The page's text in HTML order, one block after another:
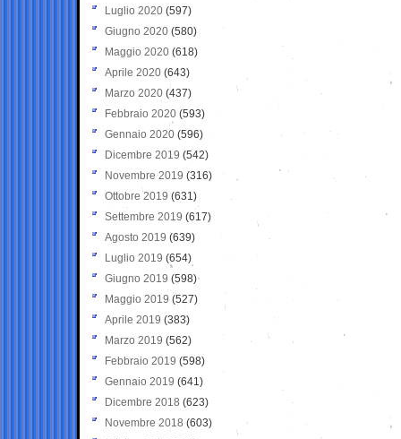
Luglio 2020 (597)
Giugno 2020 (580)
Maggio 2020 (618)
Aprile 2020 (643)
Marzo 2020 (437)
Febbraio 2020 (593)
Gennaio 2020 (596)
Dicembre 2019 (542)
Novembre 2019 (316)
Ottobre 2019 (631)
Settembre 2019 (617)
Agosto 2019 (639)
Luglio 2019 (654)
Giugno 2019 (598)
Maggio 2019 (527)
Aprile 2019 (383)
Marzo 2019 (562)
Febbraio 2019 (598)
Gennaio 2019 (641)
Dicembre 2018 (623)
Novembre 2018 (603)